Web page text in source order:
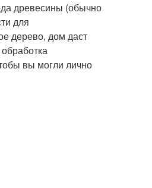
древесины (обычно
для
дерево, дом даст
вы могли лично